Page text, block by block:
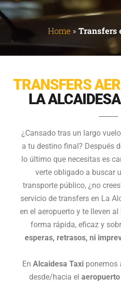
Home » Transfers
TRANSFERS
LA
¿Cansado tras un largo
a tu destino final? Después
lo último que necesitas es
verte obligado a buscar
transporte público, ¿no
servicio de transfers en La
en el aeropuerto y te lleven
forma rápida, eficaz y
esperas, retrasos, ni
En Alcaidesa Taxi ponemos
desde/hacia el aeropuerto